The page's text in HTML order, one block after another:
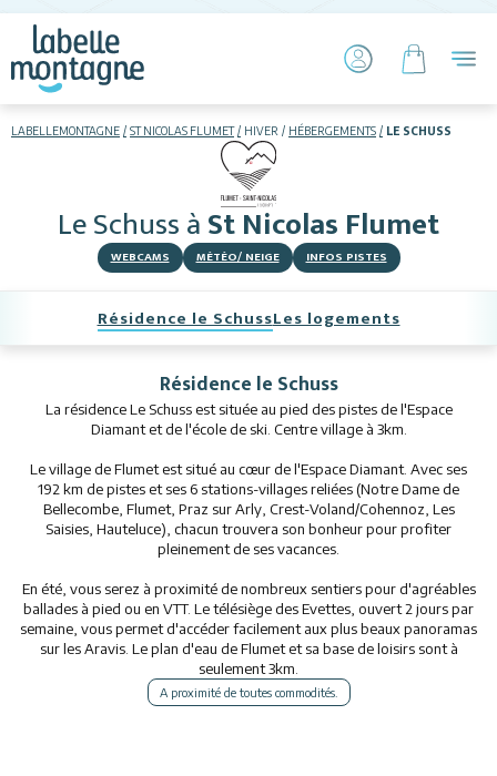
LABELLEMONTAGNE ST NICOLAS FLUMET HIVER HÉBERGEMENTS LE SCHUSS
Le SchussàSt Nicolas Flumet
WEBCAMS MÉTÉO/ NEIGE INFOS PISTES
Hébergements
Restaurants
Activités
Services
Animations
Résidence le SchussLes logements
Résidence le Schuss
La résidence Le Schuss est située au pied des pistes de l'Espace
Diamant et de l'école de ski. Centre village à 3km.
Le village de Flumet est situé au cœur de l'Espace Diamant. Avec ses
192 km de pistes et ses 6 stations-villages reliées (Notre Dame de
Bellecombe, Flumet, Praz sur Arly, Crest-Voland/Cohennoz, Les
Saisies, Hauteluce), chacun trouvera son bonheur pour profiter
pleinement de ses vacances.
En été, vous serez à proximité de nombreux sentiers pour d'agréables
ballades à pied ou en VTT. Le télésiège des Evettes, ouvert 2 jours par
semaine, vous permet d'accéder facilement aux plus beaux panoramas
sur les Aravis. Le plan d'eau de Flumet et sa base de loisirs sont à
seulement 3km.
A proximité de toutes commodités.